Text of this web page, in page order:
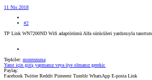
11 Nis 2018
#2
TP Link WN7200ND Wifi adaptörümü Alfa sürücüleri yardımıyla tanıttım.
Tepkiler: montezuma
Yanıt için giriş yapmanız veya üye olmanız gerekir.
Paylaş:
Facebook Twitter Reddit Pinterest Tumblr WhatsApp E-posta Link